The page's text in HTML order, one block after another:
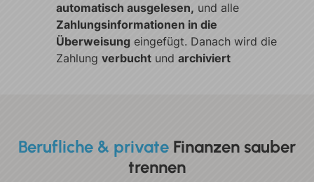
automatisch ausgelesen, und alle
Zahlungsinformationen in die
Überweisung eingefügt. Danach wird die
Zahlung verbucht und archiviert
Berufliche & private Finanzen sauber
trennen